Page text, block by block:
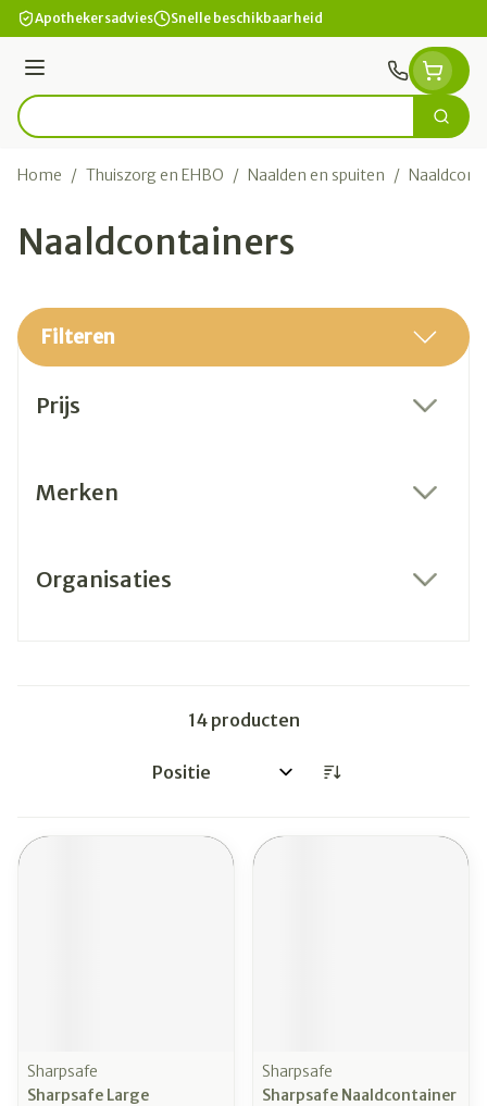
Ga naar de inhoud
Apothekersadvies Snelle beschikbaarheid
Menu
Product, merk, categorie... Zoek
Home / Thuiszorg en EHBO / Naalden en spuiten /
Naaldcontainers
Filteren
Prijs
Merken
Organisaties
14producten
Sorteer op:
Sharpsafe
Sharpsafe Large
Sharpsafe
Sharpsafe Naaldcontainer